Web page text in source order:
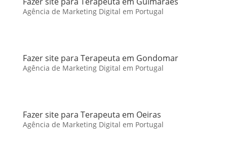
Agência de Marketing Digital em Portugal
Fazer site para Terapeuta em Gondomar
Agência de Marketing Digital em Portugal
Fazer site para Terapeuta em Oeiras
Agência de Marketing Digital em Portugal